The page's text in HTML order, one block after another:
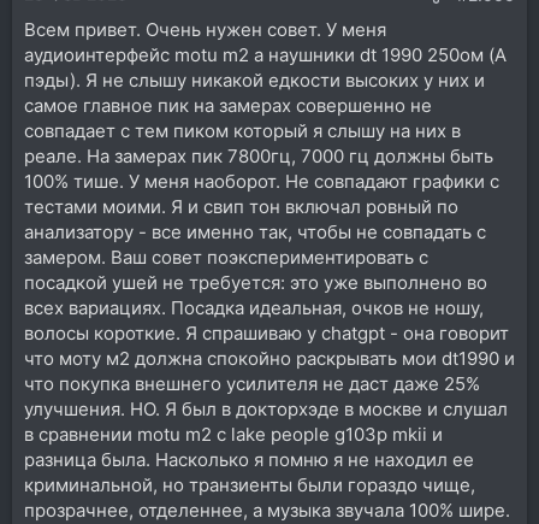
Всем привет. Очень нужен совет. У меня
аудиоинтерфейс motu m2 а наушники dt 1990 250ом (A
пэды). Я не слышу никакой едкости высоких у них и
самое главное пик на замерах совершенно не
совпадает с тем пиком который я слышу на них в
реале. На замерах пик 7800гц, 7000 гц должны быть
100% тише. У меня наоборот. Не совпадают графики с
тестами моими. Я и свип тон включал ровный по
анализатору - все именно так, чтобы не совпадать с
замером. Ваш совет поэкспериментировать с
посадкой ушей не требуется: это уже выполнено во
всех вариациях. Посадка идеальная, очков не ношу,
волосы короткие. Я спрашиваю у chatgpt - она говорит
что моту м2 должна спокойно раскрывать мои dt1990 и
что покупка внешнего усилителя не даст даже 25%
улучшения. НО. Я был в докторхэде в москве и слушал
в сравнении motu m2 с lake people g103p mkii и
разница была. Насколько я помню я не находил ее
криминальной, но транзиенты были гораздо чище,
прозрачнее, отделеннее, а музыка звучала 100% шире.